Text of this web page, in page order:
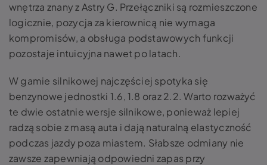
wnętrza znany z Astry G. Przełączniki są rozmieszczone
logicznie, pozycja za kierownicą nie wymaga
kompromisów, a obsługa podstawowych funkcji
pozostaje intuicyjna nawet po latach.
W gamie silnikowej najczęściej spotyka się
benzynowe jednostki 1.6, 1.8 oraz 2.2. Warto rozważyć
te dwie ostatnie wersje silnikowe, ponieważ lepiej
radzą sobie z masą auta i dają naturalną elastyczność
podczas jazdy poza miastem. Słabsze odmiany nie
zawsze zapewniają odpowiedni zapas przy